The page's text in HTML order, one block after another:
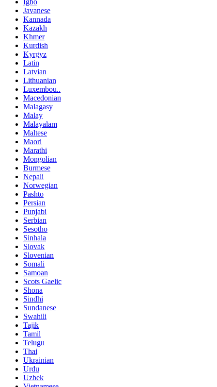
Javanese
Kannada
Kazakh
Khmer
Kurdish
Kyrgyz
Latin
Latvian
Lithuanian
Luxembou..
Macedonian
Malagasy
Malay
Malayalam
Maltese
Maori
Marathi
Mongolian
Burmese
Nepali
Norwegian
Pashto
Persian
Punjabi
Serbian
Sesotho
Sinhala
Slovak
Slovenian
Somali
Samoan
Scots Gaelic
Shona
Sindhi
Sundanese
Swahili
Tajik
Tamil
Telugu
Thai
Ukrainian
Urdu
Uzbek